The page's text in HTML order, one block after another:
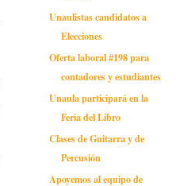
Unaulistas candidatos a
Elecciones
Oferta laboral #198 para
contadores y estudiantes
Unaula participará en la
Feria del Libro
Clases de Guitarra y de
Percusión
Apoyemos al equipo de